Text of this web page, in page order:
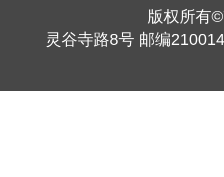
版权所有
灵谷寺路8号 邮编